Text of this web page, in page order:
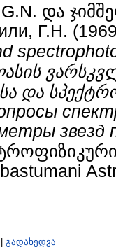
და
Г.Н.
და
звезд
| გადახედვა